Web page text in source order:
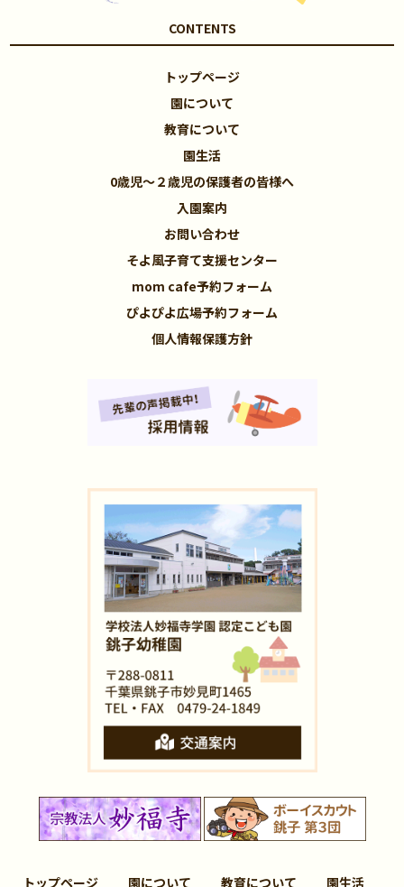
CONTENTS
トップページ
園について
教育について
園生活
0歳児～２歳児の保護者の皆様へ
入園案内
お問い合わせ
そよ風子育て支援センター
mom cafe予約フォーム
ぴよぴよ広場予約フォーム
個人情報保護方針
トップページ 園について 教育について 園生活